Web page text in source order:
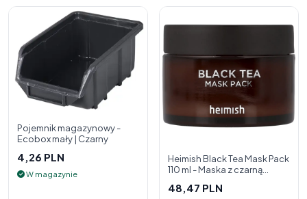
Pojemnik magazynowy -
Ecobox mały | Czarny
4,26 PLN
W magazynie
Heimish Black Tea Mask Pack
110 ml - Maska z czarną
48,47 PLN